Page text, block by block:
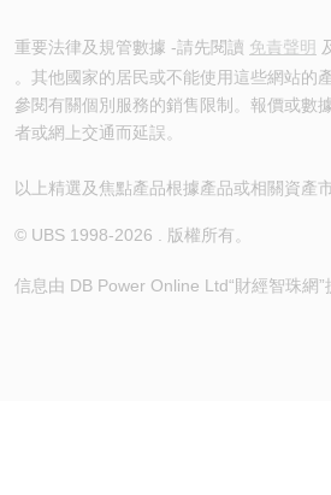
重要法律及規管數據 -請先閱讀 免責聲明
。其他國家的居民或不能使用這些網站的
參閱有關個別服務的銷售限制。報價或數
者或網上交通而延誤。
以上精選及焦點產品根據產品或相關資產
© UBS 1998-2026 . 版權所有。
信息由 DB Power Online Ltd“財經智珠網”